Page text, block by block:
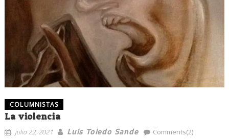
COLUMNISTAS
La violencia
julio 22, 2021 Luis Toledo Sande Comments(2)